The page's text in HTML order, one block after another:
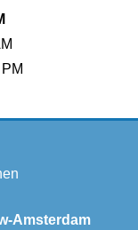
Amsterdam